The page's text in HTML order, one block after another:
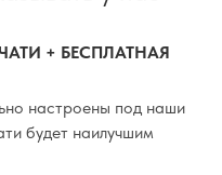
+ БЕСПЛАТНАЯ
настроены под наши
будет наилучшим